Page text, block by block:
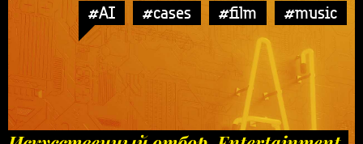
#AI #cases #film #music